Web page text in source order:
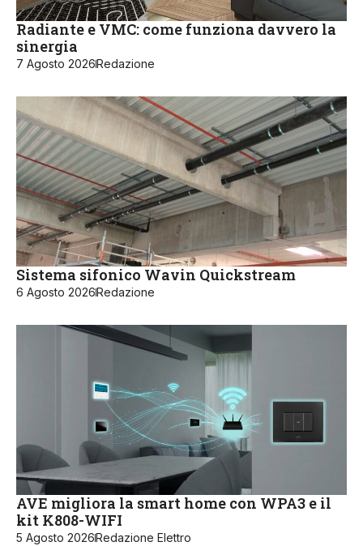
Radiante e VMC: come funziona davvero la
sinergia
7 Agosto 2026Redazione
Sistema sifonico Wavin Quickstream
6 Agosto 2026Redazione
AVE migliora la smart home con WPA3 e il
kit K808-WIFI
5 Agosto 2026Redazione Elettro